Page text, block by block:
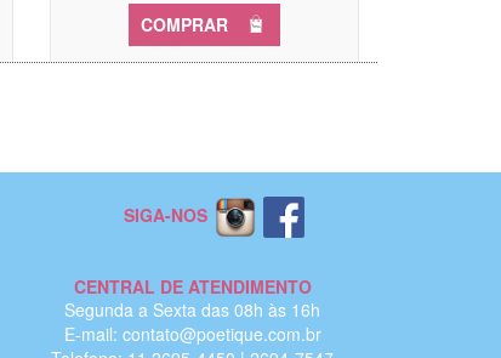
COMPRAR
SIGA-NOS
CENTRAL DE ATENDIMENTO
Segunda a Sexta das 08h às 16h
E-mail: contato@poetique.com.br